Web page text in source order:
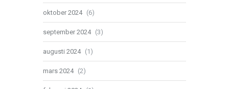
oktober 2024 (6)
september 2024 (3)
augusti 2024 (1)
mars 2024 (2)